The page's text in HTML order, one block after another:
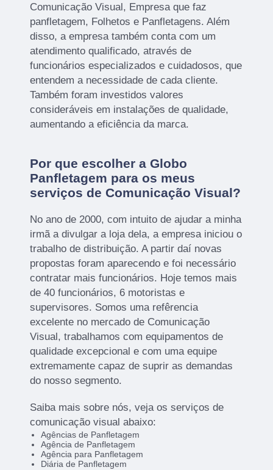
Comunicação Visual, Empresa que faz
panfletagem, Folhetos e Panfletagens. Além
disso, a empresa também conta com um
atendimento qualificado, através de
funcionários especializados e cuidadosos, que
entendem a necessidade de cada cliente.
Também foram investidos valores
consideráveis em instalações de qualidade,
aumentando a eficiência da marca.
Por que escolher a Globo
Panfletagem para os meus
serviços de Comunicação Visual?
No ano de 2000, com intuito de ajudar a minha
irmã a divulgar a loja dela, a empresa iniciou o
trabalho de distribuição. A partir daí novas
propostas foram aparecendo e foi necessário
contratar mais funcionários. Hoje temos mais
de 40 funcionários, 6 motoristas e
supervisores. Somos uma refêrencia
excelente no mercado de Comunicação
Visual, trabalhamos com equipamentos de
qualidade excepcional e com uma equipe
extremamente capaz de suprir as demandas
do nosso segmento.
Saiba mais sobre nós, veja os serviços de
comunicação visual abaixo:
Agências de Panfletagem
Agência de Panfletagem
Agência para Panfletagem
Diária de Panfletagem